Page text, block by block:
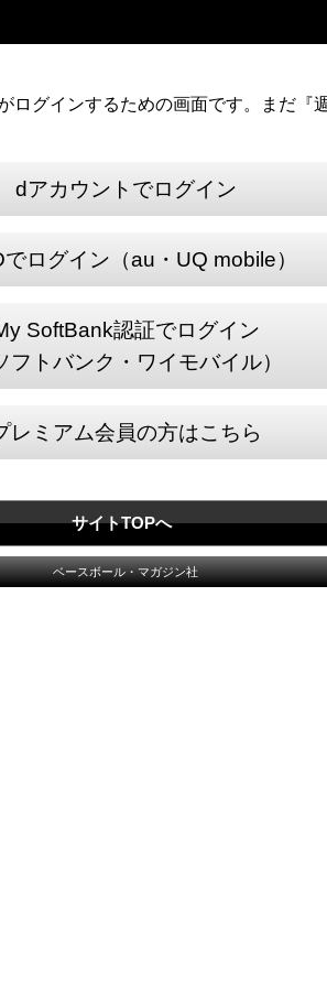
グインするための画面です。まだ『
dアカウントでログイン
ログイン（au・UQ mobile）
SoftBank認証でログイン
フトバンク・ワイモバイル）
レミアム会員の方はこちら
サイトTOPへ
ベースボール・マガジン社